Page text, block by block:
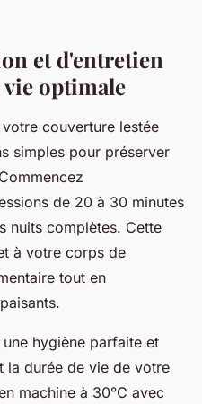
et d'entretien
optimale
couverture lestée
simples pour préserver
de 20 à 30 minutes
nuits complètes. Cette
à votre corps de
tout en
hygiène parfaite et
la durée de vie de votre
machine à 30°C avec